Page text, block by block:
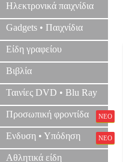
Ηλεκτρονικά παιχνίδια
Gadgets • Παιχνίδια
Είδη γραφείου
Βιβλία
Ταινίες DVD • Blu Ray
Προσωπική φροντίδα ΝΕΟ
Ενδυση • Υπόδηση ΝΕΟ
Αθλητικά είδη